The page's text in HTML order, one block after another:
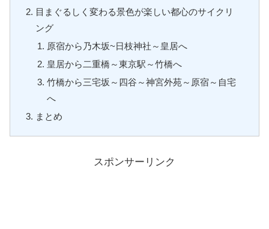
目まぐるしく変わる景色が楽しい都心のサイクリ
ング
原宿から乃木坂~日枝神社～皇居へ
皇居から二重橋～東京駅～竹橋へ
竹橋から三宅坂～四谷～神宮外苑～原宿～自宅
へ
まとめ
スポンサーリンク